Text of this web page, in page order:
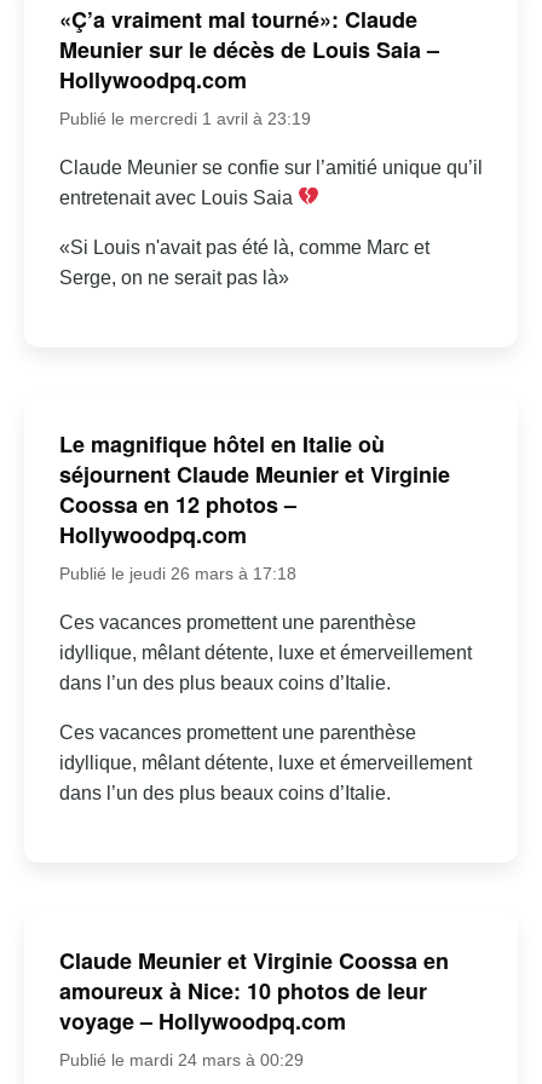
«Ç’a vraiment mal tourné»: Claude
Meunier sur le décès de Louis Saia –
Hollywoodpq.com
Publié le mercredi 1 avril à 23:19
Claude Meunier se confie sur l’amitié unique qu’il
entretenait avec Louis Saia
«Si Louis n'avait pas été là, comme Marc et
Serge, on ne serait pas là»
Le magnifique hôtel en Italie où
séjournent Claude Meunier et Virginie
Coossa en 12 photos –
Hollywoodpq.com
Publié le jeudi 26 mars à 17:18
Ces vacances promettent une parenthèse
idyllique, mêlant détente, luxe et émerveillement
dans l’un des plus beaux coins d’Italie.
Ces vacances promettent une parenthèse
idyllique, mêlant détente, luxe et émerveillement
dans l’un des plus beaux coins d’Italie.
Claude Meunier et Virginie Coossa en
amoureux à Nice: 10 photos de leur
voyage – Hollywoodpq.com
Publié le mardi 24 mars à 00:29